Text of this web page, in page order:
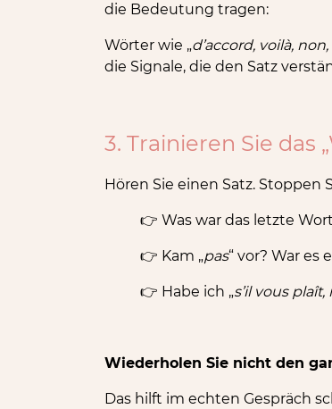
die Bedeutung tragen:
Wörter wie „d’accord, voilà,
die Signale, die den Satz
3. Trainieren Sie das
Hören Sie einen Satz. Stoppen
👉 Was war das letzte
👉 Kam „pas“ vor? War es
👉 Habe ich „s’il vous
Wiederholen Sie nicht den
Das hilft im echten Gespräch